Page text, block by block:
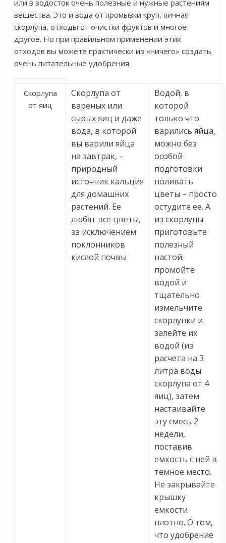
или в водосток очень полезные и нужные растениям
вещества. Это и вода от промывки круп, яичная
скорлупа, отходы от очистки фруктов и многое
другое. Но при правильном применении этих
отходов вы можете практически из «ничего» создать
очень питательные удобрения.
Скорлупа
от яиц
Скорлупа от
вареных или
сырых яиц и даже
вода, в которой
вы варили яйца
на завтрак, –
природный
источник кальция
для домашних
растений. Ее
любят все цветы,
за исключением
поклонников
кислой почвы
Водой, в
которой
только что
варились яйца,
можно без
особой
подготовки
поливать
цветы – просто
остудите ее. А
из скорлупы
приготовьте
полезный
настой:
промойте
водой и
тщательно
измельчите
скорлупки и
залейте их
водой (из
расчета на 3
литра воды
скорлупа от 4
яиц), затем
настаивайте
эту смесь 2
недели,
поставив
емкость с ней в
темное место.
Не закрывайте
крышку
емкости
плотно. О том,
что удобрение